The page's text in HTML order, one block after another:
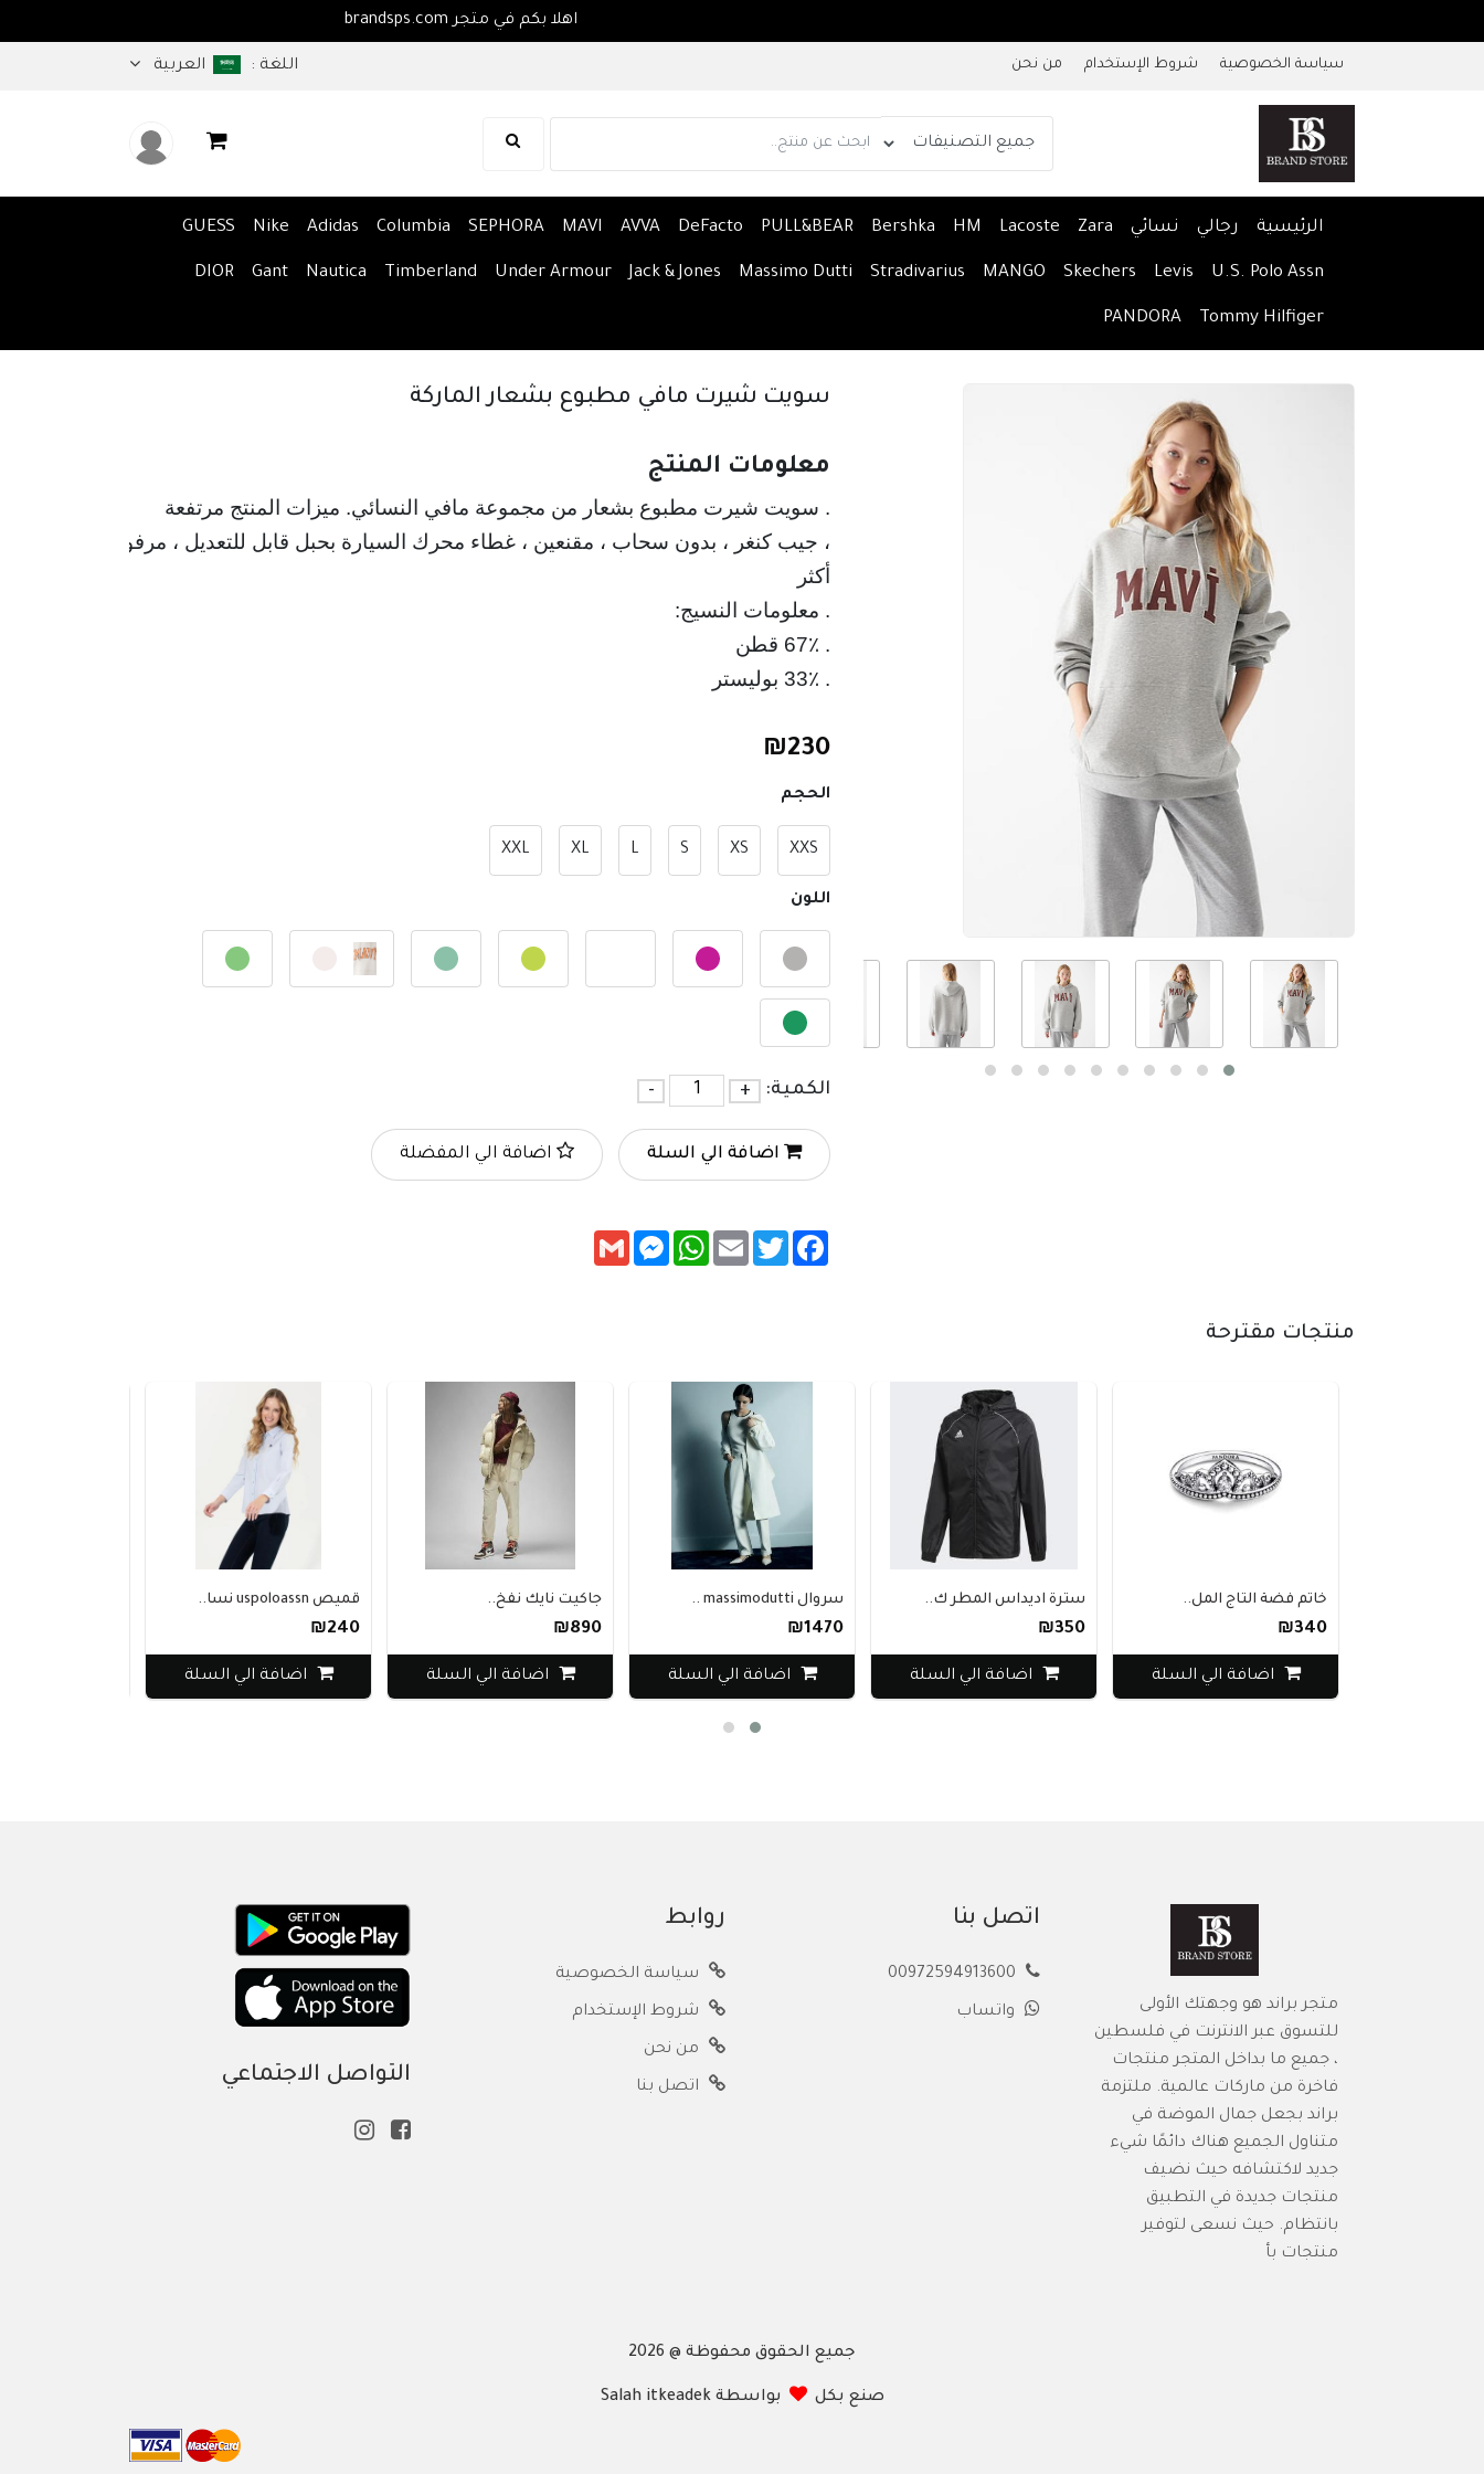
اهلا بكم في متجر brandsps.com
سياسة الخصوصية شروط الإستخدام من نحن اللغة : العربية
الرئيسية رجالي نسائي Zara
Lacoste
HM
Bershka
PULL&BEAR
DeFacto
AVVA
MAVI
SEPHORA
Columbia
Adidas
Nike
GUESS
U.S. Polo Assn
Levis
Skechers
MANGO
Stradivarius
Massimo Dutti
Jack & Jones
Under Armour
Timberland
Nautica
Gant
DIOR
Tommy Hilfiger
PANDORA
سويت شيرت مافي مطبوع بشعار الماركة
معلومات المنتج
. سويت شيرت مطبوع بشعار من مجموعة مافي النسائي. ميزات المنتج مرتفعة
. 33٪ بوليستر
₪230
الحجم
XXS
XS
S
L
XL
XXL
اللون
الكمية: +
-
اضافة الي السلة اضافة الي المفضلة
Facebook
Twitter
Email
WhatsApp
Messenger
Gmail
منتجات مقترحة
خاتم فضة التاج المل..
اضافة الي السلة
سترة اديداس المطر ك..
اضافة الي السلة اضافة الي السلة
جاكيت نايك نفخ..
اضافة الي السلة اضافة الي السلة
متجر براند هو وجهتك الأولى
للتسوق عبر الانترنت في فلسطين
، جميع ما بداخل المتجر منتجات
فاخرة من ماركات عالمية. ملتزمة
براند بجعل جمال الموضة في
متناول الجميع هناك دائمًا شيء
جديد لاكتشافه حيث نضيف
منتجات جديدة في التطبيق
بانتظام. حيث نسعى لتوفير
منتجات بأ
اتصل بنا
واتساب
روابط
سياسة الخصوصية
شروط الإستخدام
من نحن
اتصل بنا التواصل الاجتماعي
جميع الحقوق محفوظة @ 2026
صنع بكل بواسطة Salah itkeadek